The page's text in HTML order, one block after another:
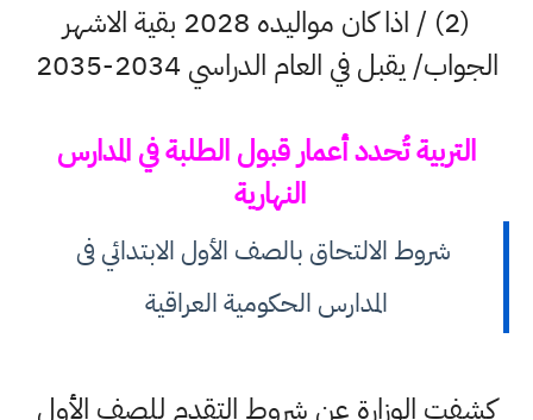
(2) / اذا كان مواليده 2028 بقية الاشهر
الجواب/ يقبل في العام الدراسي 2034-2035
التربية تُحدد أعمار قبول الطلبة في المدارس
النهارية
شروط الالتحاق بالصف الأول الابتدائي فى
المدارس الحكومية العراقية
كشفت الوزارة عن شروط التقدم للصف الأول